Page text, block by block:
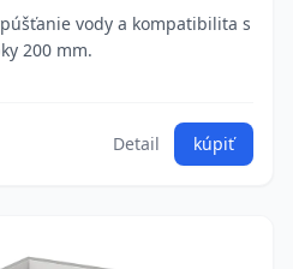
vody a kompatibilita s
200 mm.
Detail kúpiť